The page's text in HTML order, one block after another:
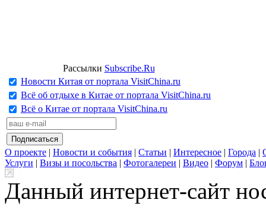
Рассылки Subscribe.Ru
Новости Китая от портала VisitChina.ru
Всё об отдыхе в Китае от портала VisitChina.ru
Всё о Китае от портала VisitChina.ru
О проекте | Новости и события | Статьи | Интересное | Города |
Услуги | Визы и посольства | Фотогалереи | Видео | Форум |
Данный интернет-сайт